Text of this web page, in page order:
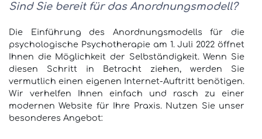
Sind Sie bereit für das Anordnungsmodell?
Die Einführung des Anordnungsmodells für die
psychologische Psychotherapie am 1. Juli 2022 öffnet
Ihnen die Möglichkeit der Selbständigkeit. Wenn Sie
diesen Schritt in Betracht ziehen, werden Sie
vermutlich einen eigenen Internet-Auftritt benötigen.
Wir verhelfen Ihnen einfach und rasch zu einer
modernen Website für Ihre Praxis. Nutzen Sie unser
besonderes Angebot: